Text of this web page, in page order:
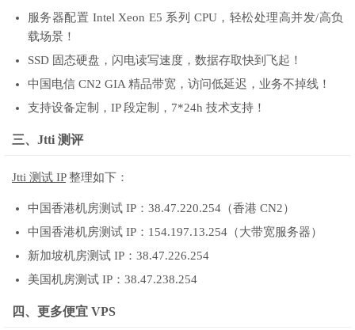
服务器配置 Intel Xeon E5 系列 CPU，轻松处理高并发/高负
载场景！
SSD 固态硬盘，闪电读写速度，数据存取快到飞起！
中国电信 CN2 GIA 精品带宽，访问低延迟，业务不掉线！
支持设备定制，IP 段定制，7*24h 技术支持！
三、Jtti 测评
Jtti 测试 IP整理如下：
中国香港机房测试 IP：38.47.220.254（香港 CN2）
中国香港机房测试 IP：154.197.13.254（大带宽服务器）
新加坡机房测试 IP：38.47.226.254
美国机房测试 IP：38.47.238.254
四、更多便宜 VPS